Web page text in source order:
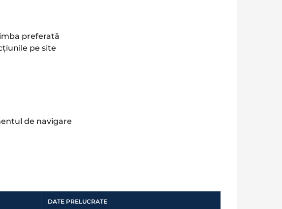
preferată
pe site
de navigare
DATE PRELUCRATE